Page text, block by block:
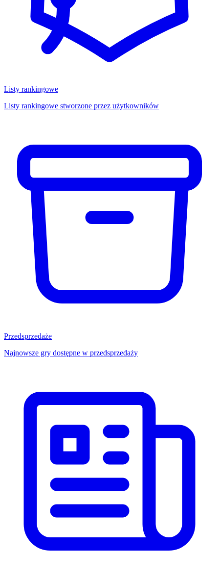
Listy rankingowe
Listy rankingowe stworzone przez użytkowników
Przedsprzedaże
Najnowsze gry dostępne w przedsprzedaży